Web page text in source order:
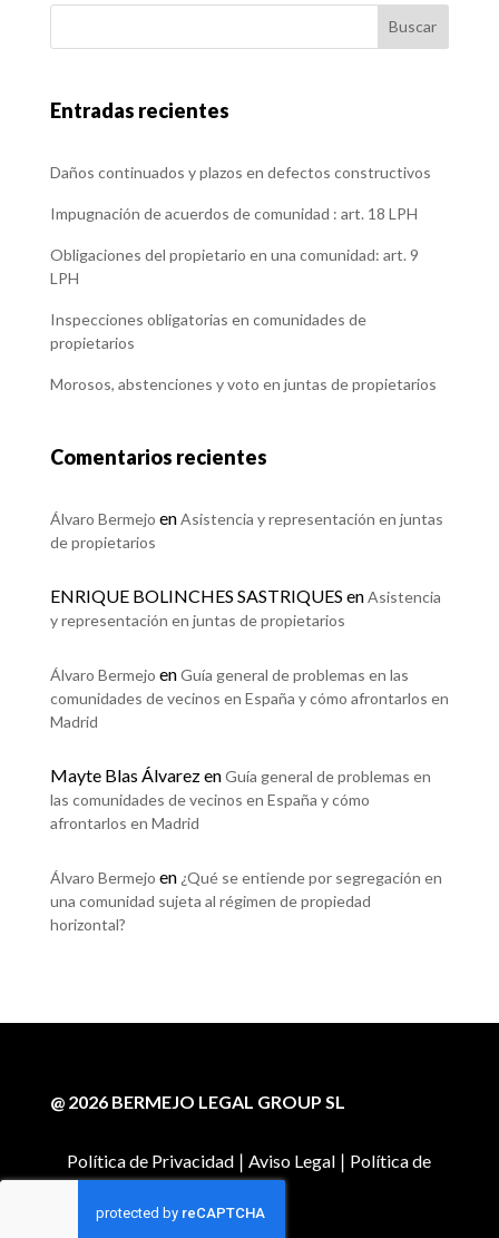
Buscar
Entradas recientes
Daños continuados y plazos en defectos constructivos
Impugnación de acuerdos de comunidad : art. 18 LPH
Obligaciones del propietario en una comunidad: art. 9
LPH
Inspecciones obligatorias en comunidades de
propietarios
Morosos, abstenciones y voto en juntas de propietarios
Comentarios recientes
Álvaro Bermejo enAsistencia y representación en juntas
de propietarios
ENRIQUE BOLINCHES SASTRIQUES enAsistencia
y representación en juntas de propietarios
Álvaro Bermejo enGuía general de problemas en las
comunidades de vecinos en España y cómo afrontarlos en
Madrid
Mayte Blas ÁlvarezenGuía general de problemas en
las comunidades de vecinos en España y cómo
afrontarlos en Madrid
Álvaro Bermejo en ¿Qué se entiende por segregación en
una comunidad sujeta al régimen de propiedad
horizontal?
@ 2026 BERMEJO LEGAL GROUP SL
Política de Privacidad |Aviso Legal | Política de